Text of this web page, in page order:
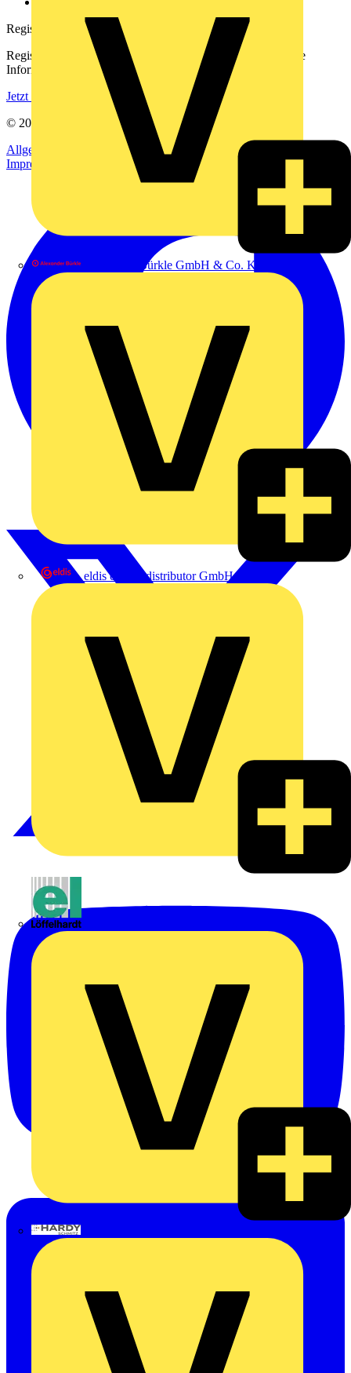
Alexander Bürkle GmbH & Co. KG
eldis electro distributor GmbH
Registrierung
Registrieren Sie sich kostenlos und erhalten Sie stets aktuelle
Informationen aus der Elektroindustrie.
Jetzt registrieren
© 2002-
Voltimum
Allgemeine Geschäftsbedingungen
Datenschutzerklärung
Impressum